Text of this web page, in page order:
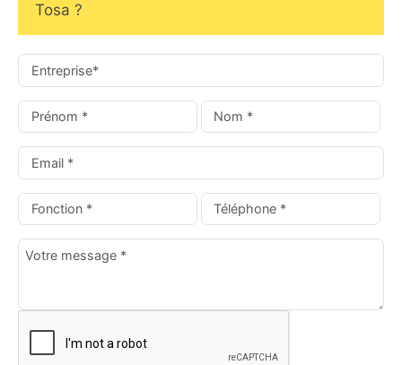
Tosa ?